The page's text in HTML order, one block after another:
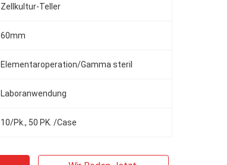
Zellkultur-Teller
60mm
Elementaroperation/Gamma steril
Laboranwendung
10/Pk., 50 PK. /Case